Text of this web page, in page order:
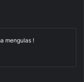
mengulas !